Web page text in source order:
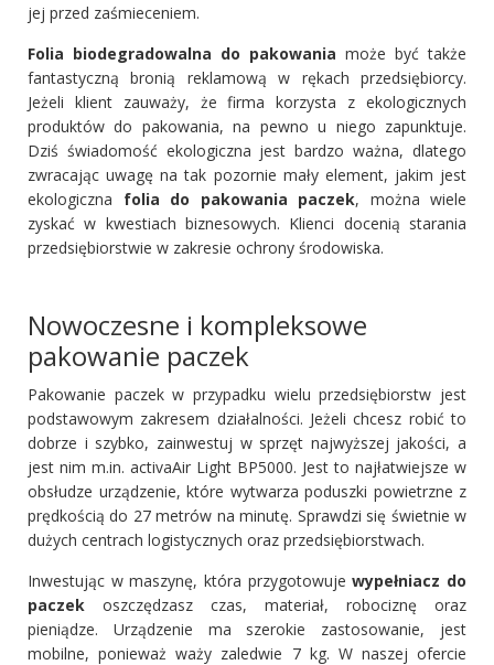
jej przed zaśmieceniem.
Folia biodegradowalna do pakowania może być także
fantastyczną bronią reklamową w rękach przedsiębiorcy.
Jeżeli klient zauważy, że firma korzysta z ekologicznych
produktów do pakowania, na pewno u niego zapunktuje.
Dziś świadomość ekologiczna jest bardzo ważna, dlatego
zwracając uwagę na tak pozornie mały element, jakim jest
ekologiczna folia do pakowania paczek, można wiele
zyskać w kwestiach biznesowych. Klienci docenią starania
przedsiębiorstwie w zakresie ochrony środowiska.
Nowoczesne i kompleksowe
pakowanie paczek
Pakowanie paczek w przypadku wielu przedsiębiorstw jest
podstawowym zakresem działalności. Jeżeli chcesz robić to
dobrze i szybko, zainwestuj w sprzęt najwyższej jakości, a
jest nim m.in. activaAir Light BP5000. Jest to najłatwiejsze w
obsłudze urządzenie, które wytwarza poduszki powietrzne z
prędkością do 27 metrów na minutę. Sprawdzi się świetnie w
dużych centrach logistycznych oraz przedsiębiorstwach.
Inwestując w maszynę, która przygotowujewypełniacz do
paczek oszczędzasz czas, materiał, robociznę oraz
pieniądze. Urządzenie ma szerokie zastosowanie, jest
mobilne, ponieważ waży zaledwie 7 kg. W naszej ofercie